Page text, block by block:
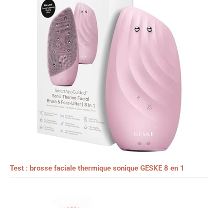
Test : brosse faciale thermique sonique GESKE 8 en 1